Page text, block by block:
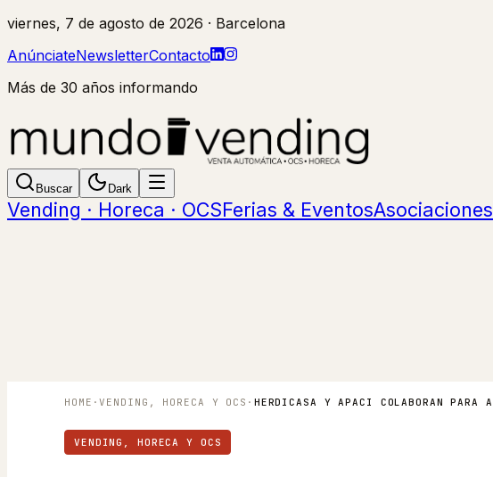
viernes, 7 de agosto de 2026 · Barcelona
AnúnciateNewsletterContacto
Más de 30 años informando
Buscar Dark
Vending · Horeca · OCSFerias & EventosAsociaciones
HOME ·VENDING, HORECA Y OCS ·
VENDING, HORECA Y OCS